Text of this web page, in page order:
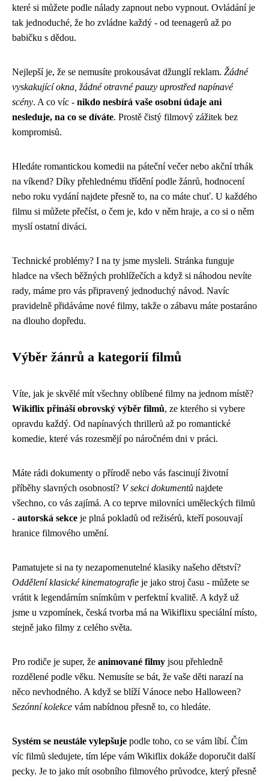
které si můžete podle nálady zapnout nebo vypnout. Ovládání je
tak jednoduché, že ho zvládne každý - od teenagerů až po
babičku s dědou.
Nejlepší je, že se nemusíte prokousávat džunglí reklam. Žádné
vyskakující okna, žádné otravné pauzy uprostřed napínavé
scény. A co víc - nikdo nesbírá vaše osobní údaje ani
nesleduje, na co se díváte. Prostě čistý filmový zážitek bez
kompromisů.
Hledáte romantickou komedii na páteční večer nebo akční trhák
na víkend? Díky přehlednému třídění podle žánrů, hodnocení
nebo roku vydání najdete přesně to, na co máte chuť. U každého
filmu si můžete přečíst, o čem je, kdo v něm hraje, a co si o něm
myslí ostatní diváci.
Technické problémy? I na ty jsme mysleli. Stránka funguje
hladce na všech běžných prohlížečích a když si náhodou nevíte
rady, máme pro vás připravený jednoduchý návod. Navíc
pravidelně přidáváme nové filmy, takže o zábavu máte postaráno
na dlouho dopředu.
Výběr žánrů a kategorií filmů
Víte, jak je skvělé mít všechny oblíbené filmy na jednom místě?
Wikiflix přináší obrovský výběr filmů, ze kterého si vybere
opravdu každý. Od napínavých thrillerů až po romantické
komedie, které vás rozesmějí po náročném dni v práci.
Máte rádi dokumenty o přírodě nebo vás fascinují životní
příběhy slavných osobností? V sekci dokumentů najdete
všechno, co vás zajímá. A co teprve milovníci uměleckých filmů
- autorská sekce je plná pokladů od režisérů, kteří posouvají
hranice filmového umění.
Pamatujete si na ty nezapomenutelné klasiky našeho dětství?
Oddělení klasické kinematografie je jako stroj času - můžete se
vrátit k legendárním snímkům v perfektní kvalitě. A když už
jsme u vzpomínek, česká tvorba má na Wikiflixu speciální místo,
stejně jako filmy z celého světa.
Pro rodiče je super, že animované filmy jsou přehledně
rozdělené podle věku. Nemusíte se bát, že vaše děti narazí na
něco nevhodného. A když se blíží Vánoce nebo Halloween?
Sezónní kolekce vám nabídnou přesně to, co hledáte.
Systém se neustále vylepšuje podle toho, co se vám líbí. Čím
víc filmů sledujete, tím lépe vám Wikiflix dokáže doporučit další
pecky. Je to jako mít osobního filmového průvodce, který přesně